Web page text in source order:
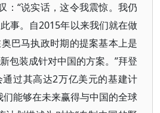
：“说实话，这令我震惊。我仍
事。自2015年以来我们就在做
巴马执政时期的提案基本上是
包装成针对中国的方案。”拜登
过其高达2万亿美元的基建计
们能够在未来赢得与中国的全球